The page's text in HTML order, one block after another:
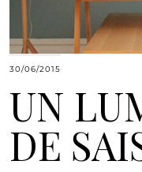
30/06/2015
UN
DE